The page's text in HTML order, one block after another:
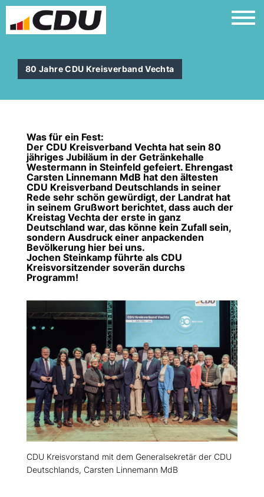
80 Jahre CDU Kreisverband Vechta
Was für ein Fest:
Der CDU Kreisverband Vechta hat sein 80
jähriges Jubiläum in der Getränkehalle
Westermann in Steinfeld gefeiert. Ehrengast
Carsten Linnemann MdB hat den ältesten
CDU Kreisverband Deutschlands in seiner
Rede sehr schön gewürdigt, der Landrat hat
in seinem Grußwort berichtet, dass auch der
Kreistag Vechta der erste in ganz
Deutschland war, das könne kein Zufall sein,
sondern Ausdruck einer anpackenden
Bevölkerung hier bei uns.
Jochen Steinkamp führte als CDU
Kreisvorsitzender soverän durchs
Programm!
CDU Kreisvorstand mit dem Generalsekretär der CDU
Deutschlands, Carsten Linnemann MdB